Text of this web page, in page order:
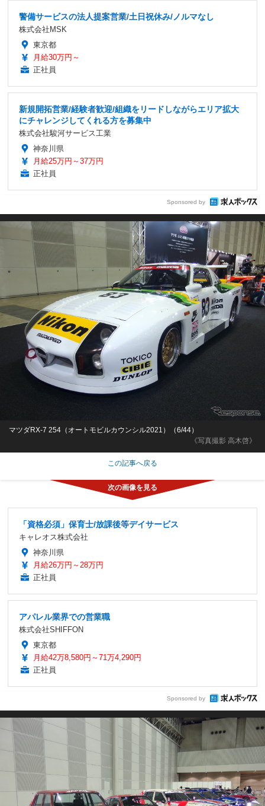
警備サービスの法人提案営業/土日祝休み/ノルマなし
株式会社MSK
東京都
月給30万円～
正社員
新規開拓営業/経験者歓迎/組織をリードしながらエリア拡大
にチャレンジしてくれる方を募集中
株式会社駿河サービス工業
神奈川県
月給25万円～37万円
正社員
Sponsored by
《写真撮影 高木啓》
マツダRX-7 254（オートモビルカウンシル2021）（6/44）
この記事へ戻る
「資格必須」保育士/放課後等デイサービス
キャレオス株式会社
神奈川県
月給26万円～28万円
正社員
アパレル業界での営業職
株式会社SHIFFON
東京都
月給42万8,580円～71万4,290円
正社員
Sponsored by